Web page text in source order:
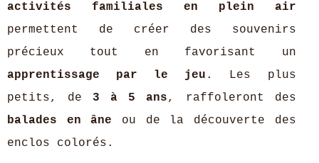
activités familiales en plein air
permettent de créer des souvenirs
précieux tout en favorisant un
apprentissage par le jeu . Les plus
petits, de 3 à 5 ans, raffoleront des
balades en âne ou de la découverte des
enclos colorés.